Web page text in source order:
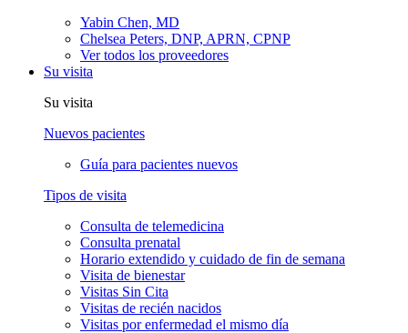
Yabin Chen, MD
Chelsea Peters, DNP, APRN, CPNP
Ver todos los proveedores
Su visita
Su visita
Nuevos pacientes
Guía para pacientes nuevos
Tipos de visita
Consulta de telemedicina
Consulta prenatal
Horario extendido y cuidado de fin de semana
Visita de bienestar
Visitas Sin Cita
Visitas de recién nacidos
Visitas por enfermedad el mismo día